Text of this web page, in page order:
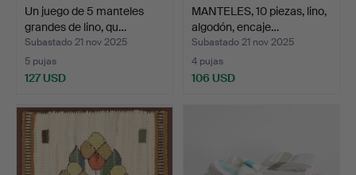
Un juego de 5 manteles
grandes de lino, qu…
Subastado 21 nov 2025
5 pujas
127 USD
MANTELES, 10 piezas, lino,
algodón, encaje…
Subastado 21 nov 2025
4 pujas
106 USD